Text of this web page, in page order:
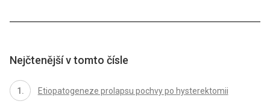
Nejčtenější v tomto čísle
Etiopatogeneze prolapsu pochvy po hysterektomii